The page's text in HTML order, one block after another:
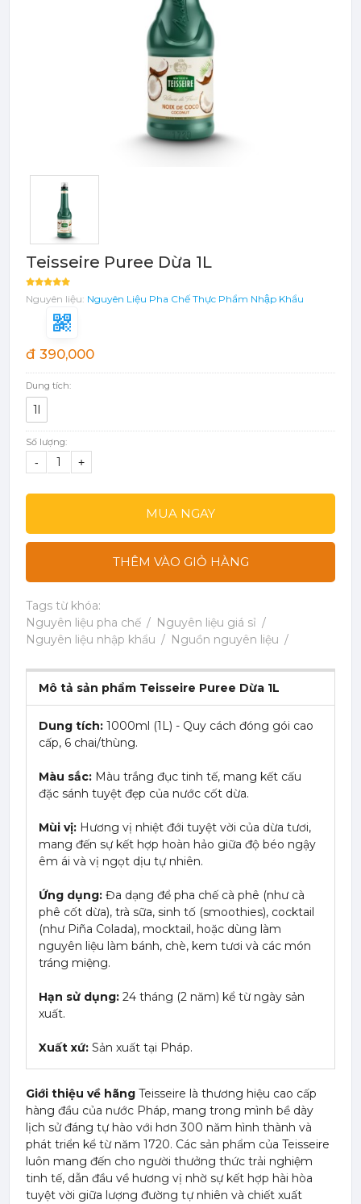
Teisseire Puree Dừa 1L
Nguyên liệu: Nguyên Liệu Pha Chế Thực Phẩm Nhập Khẩu
đ 390,000
Dung tích:
1l
Số lượng:
- +
MUA NGAY
THÊM VÀO GIỎ HÀNG
Tags từ khóa:
Nguyên liệu pha chế
Nguyên liệu giá sỉ
Nguyên liệu nhập khẩu
Nguồn nguyên liệu
Mô tả sản phẩm Teisseire Puree Dừa 1L
Dung tích: 1000ml (1L) - Quy cách đóng gói cao
cấp, 6 chai/thùng.
Màu sắc: Màu trắng đục tinh tế, mang kết cấu
đặc sánh tuyệt đẹp của nước cốt dừa.
Mùi vị: Hương vị nhiệt đới tuyệt vời của dừa tươi,
mang đến sự kết hợp hoàn hảo giữa độ béo ngậy
êm ái và vị ngọt dịu tự nhiên.
Ứng dụng: Đa dạng để pha chế cà phê (như cà
phê cốt dừa), trà sữa, sinh tố (smoothies), cocktail
(như Piña Colada), mocktail, hoặc dùng làm
nguyên liệu làm bánh, chè, kem tươi và các món
tráng miệng.
Hạn sử dụng: 24 tháng (2 năm) kể từ ngày sản
xuất.
Xuất xứ: Sản xuất tại Pháp.
Giới thiệu về hãng Teisseire là thương hiệu cao cấp
hàng đầu của nước Pháp, mang trong mình bề dày
lịch sử đáng tự hào với hơn 300 năm hình thành và
phát triển kể từ năm 1720. Các sản phẩm của Teisseire
luôn mang đến cho người thưởng thức trải nghiệm
tinh tế, dẫn đầu về hương vị nhờ sự kết hợp hài hòa
tuyệt vời giữa lượng đường tự nhiên và chiết xuất
TRÁI CÂY ĐÓNG HỘP (CANNED
Đào Ngâm - Trái Cây Hộp
Máy Móc Dụng Cụ
Phụ Kiện Các Loại